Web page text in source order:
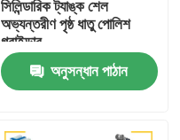
সিলিন্ডারিক ট্যাঙ্ক শেল
অভ্যন্তরীণ পৃষ্ঠ ধাতু পোলিশ
গ্রাইন্ডার
অনুসন্ধান পাঠান